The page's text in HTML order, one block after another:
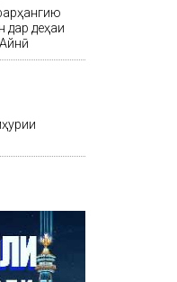
дар деҳаи